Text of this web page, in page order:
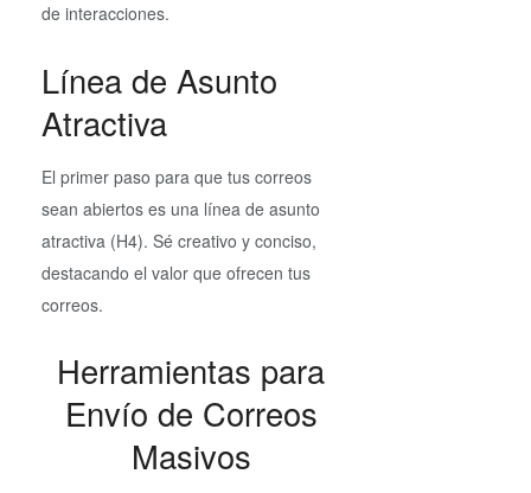
de interacciones.
Línea de Asunto
Atractiva
El primer paso para que tus correos
sean abiertos es una línea de asunto
atractiva (H4). Sé creativo y conciso,
destacando el valor que ofrecen tus
correos.
Herramientas para
Envío de Correos
Masivos